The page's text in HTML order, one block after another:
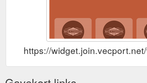
What''s News - Horsham
Certificate; Members Area – AFL
Community; Sponsorship; Responsible
Renewal; Employment Opportunities;
What’s News. Click & Collect Lunch &
pre-order for a selected time pick up
https://